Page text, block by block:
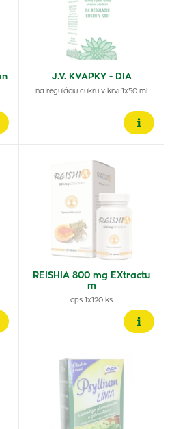
J.V. KVAPKY - DIA
na reguláciu cukru v krvi 1x50 ml
REISHIA 800 mg EXtractu
m
cps 1x120 ks